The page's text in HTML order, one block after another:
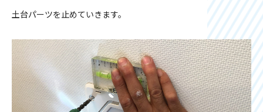
土台パーツを止めていきます。